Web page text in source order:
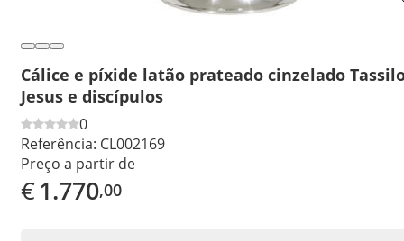
Cálice e píxide latão prateado cinzelado
Jesus e discípulos
0
Referência: CL002169
Preço a partir de
€1.770,00